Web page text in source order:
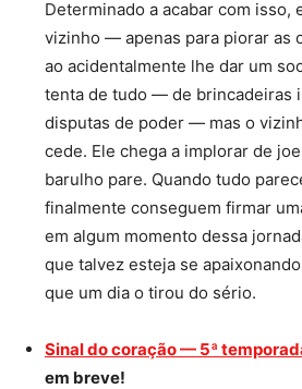
Determinado a acabar com isso,
vizinho — apenas para piorar as
ao acidentalmente lhe dar um
tenta de tudo — de brincadeiras
disputas de poder — mas o
cede. Ele chega a implorar de
barulho pare. Quando tudo
finalmente conseguem firmar
em algum momento dessa
que talvez esteja se
que um dia o tirou do sério.
Sinal do coração — 5ª
em breve!